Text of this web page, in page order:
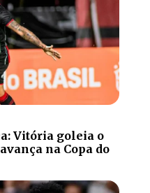
Vitória goleia o
na Copa do